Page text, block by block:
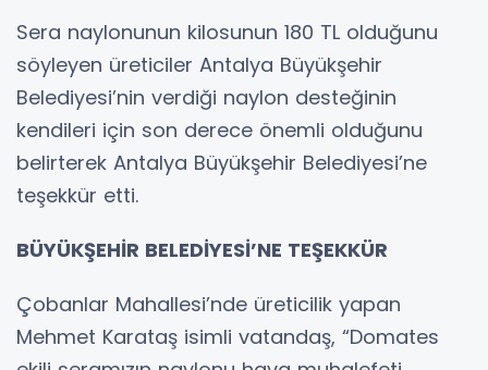
Sera naylonunun kilosunun 180 TL olduğunu
söyleyen üreticiler Antalya Büyükşehir
Belediyesi’nin verdiği naylon desteğinin
kendileri için son derece önemli olduğunu
belirterek Antalya Büyükşehir Belediyesi’ne
teşekkür etti.
BÜYÜKŞEHİR BELEDİYESİ’NE TEŞEKKÜR
Çobanlar Mahallesi’nde üreticilik yapan
Mehmet Karataş isimli vatandaş, “Domates